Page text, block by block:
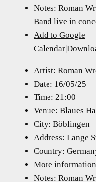
Notes: Roman
Band live in
Add to Google
Calendar|
Artist: Roman
Date: 16/05/25
Time: 21:00
Venue: Blaues
City: Böblingen
Address: Lange
Country:
More information
Notes: Roman